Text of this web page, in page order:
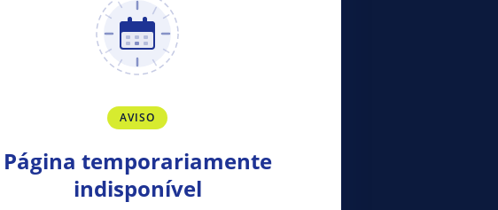
AVISO
Página temporariamente
indisponível